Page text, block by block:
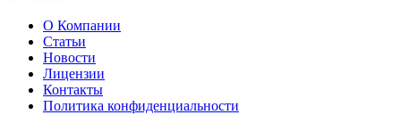
О Компании
Статьи
Новости
Лицензии
Контакты
Политика конфиденциальности